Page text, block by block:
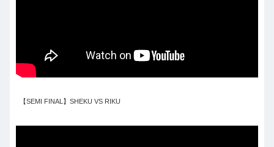
【SEMI FINAL】SHEKU VS RIKU